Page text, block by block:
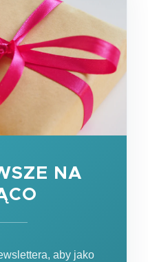
NA
aby jako